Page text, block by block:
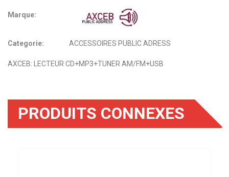
Marque:
Categorie: ACCESSOIRES PUBLIC ADRESS
AXCEB: LECTEUR CD+MP3+TUNER AM/FM+USB
PRODUITS CONNEXES